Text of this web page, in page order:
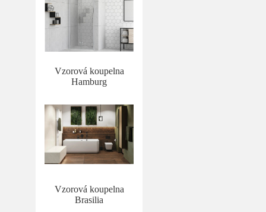
Vzorová koupelna
Hamburg
Vzorová koupelna
Brasilia